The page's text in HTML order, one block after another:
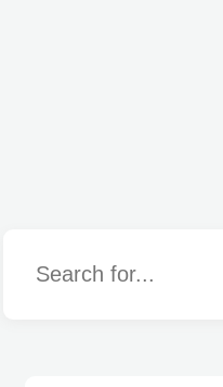
Word